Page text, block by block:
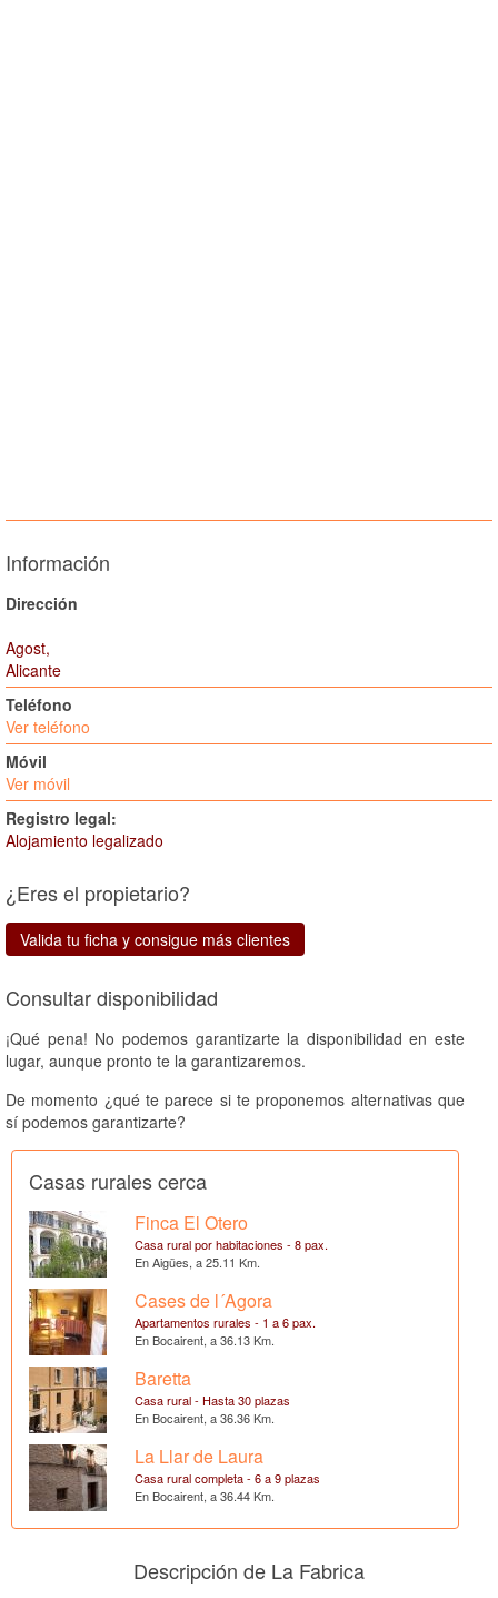
Información
Dirección
Agost,
Alicante
Teléfono
Ver teléfono
Móvil
Ver móvil
Registro legal:
Alojamiento legalizado
¿Eres el propietario?
Valida tu ficha y consigue más clientes
Consultar disponibilidad
¡Qué pena! No podemos garantizarte la disponibilidad en este
lugar, aunque pronto te la garantizaremos.
De momento ¿qué te parece si te proponemos alternativas que
sí podemos garantizarte?
Casas rurales cerca
Finca El Otero
Casa rural por habitaciones - 8 pax.
En Aigües, a 25.11 Km.
Cases de l´Agora
Apartamentos rurales - 1 a 6 pax.
En Bocairent, a 36.13 Km.
Baretta
Casa rural - Hasta 30 plazas
En Bocairent, a 36.36 Km.
La Llar de Laura
Casa rural completa - 6 a 9 plazas
En Bocairent, a 36.44 Km.
Descripción de La Fabrica